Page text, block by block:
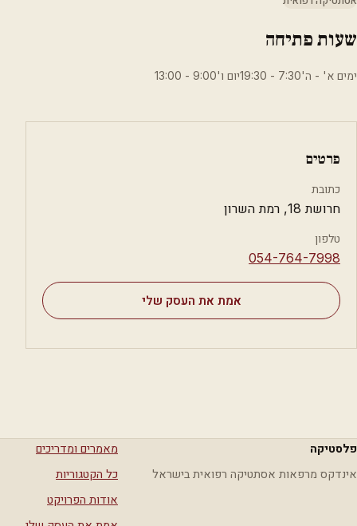
שעות פתיחה
ימים א' - ה'7:30 - 19:30יום ו'9:00 - 13:00
פרטים
כתובת
חרושת 18, רמת השרון
טלפון
⁦054-764-7998⁩
אמת את העסק שלי
פלסטיקה
אינדקס מרפאות אסתטיקה רפואית בישראל
מאמרים ומדריכים
כל הקטגוריות
אודות הפרויקט